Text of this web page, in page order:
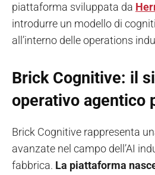
piattaforma sviluppata da
introdurre un modello di
all’interno delle operations
Brick Cognitive: il
operativo agentico
Brick Cognitive rappresenta
avanzate nel campo dell’AI
fabbrica. La piattaforma